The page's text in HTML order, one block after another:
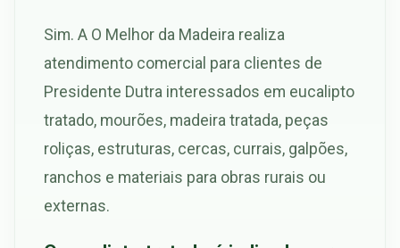
Sim. A O Melhor da Madeira realiza
atendimento comercial para clientes de
Presidente Dutra interessados em eucalipto
tratado, mourões, madeira tratada, peças
roliças, estruturas, cercas, currais, galpões,
ranchos e materiais para obras rurais ou
externas.